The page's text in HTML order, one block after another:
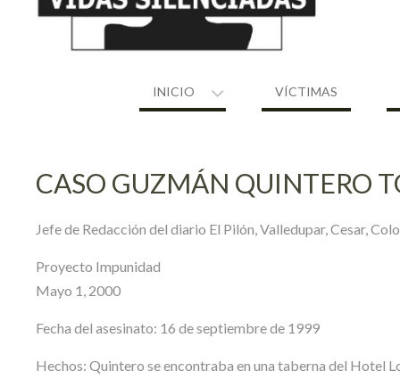
INICIO VÍCTIMAS
CASO GUZMÁN QUINTERO
Jefe de Redacción del diario El Pilón, Valledupar, Cesar,
Proyecto Impunidad
Mayo 1, 2000
Fecha del asesinato: 16 de septiembre de 1999
Hechos: Quintero se encontraba en una taberna del Hotel